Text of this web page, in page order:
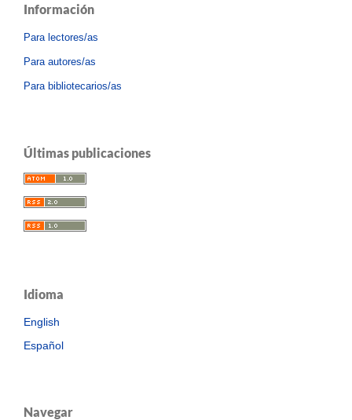
Información
Para lectores/as
Para autores/as
Para bibliotecarios/as
Últimas publicaciones
Idioma
English
Español
Navegar